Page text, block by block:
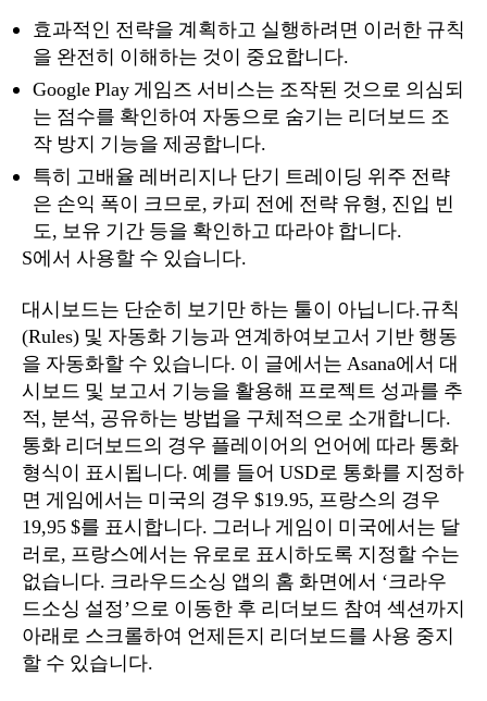
효과적인 전략을 계획하고 실행하려면 이러한 규칙
을 완전히 이해하는 것이 중요합니다.
Google Play 게임즈 서비스는 조작된 것으로 의심되
는 점수를 확인하여 자동으로 숨기는 리더보드 조
작 방지 기능을 제공합니다.
특히 고배율 레버리지나 단기 트레이딩 위주 전략
은 손익 폭이 크므로, 카피 전에 전략 유형, 진입 빈
도, 보유 기간 등을 확인하고 따라야 합니다.
S에서 사용할 수 있습니다.
대시보드는 단순히 보기만 하는 툴이 아닙니다.규칙
(Rules) 및 자동화 기능과 연계하여보고서 기반 행동
을 자동화할 수 있습니다. 이 글에서는 Asana에서 대
시보드 및 보고서 기능을 활용해 프로젝트 성과를 추
적, 분석, 공유하는 방법을 구체적으로 소개합니다.
통화 리더보드의 경우 플레이어의 언어에 따라 통화
형식이 표시됩니다. 예를 들어 USD로 통화를 지정하
면 게임에서는 미국의 경우 $19.95, 프랑스의 경우
19,95 $를 표시합니다. 그러나 게임이 미국에서는 달
러로, 프랑스에서는 유로로 표시하도록 지정할 수는
없습니다. 크라우드소싱 앱의 홈 화면에서 ‘크라우
드소싱 설정’으로 이동한 후 리더보드 참여 섹션까지
아래로 스크롤하여 언제든지 리더보드를 사용 중지
할 수 있습니다.